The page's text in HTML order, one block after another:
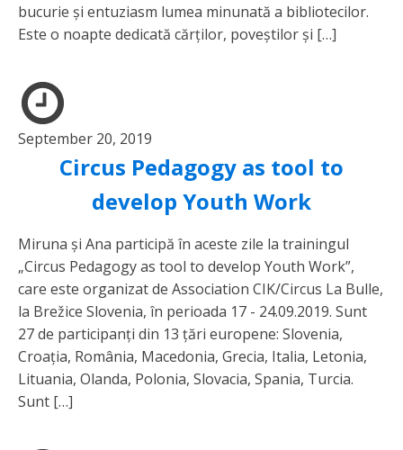
bucurie și entuziasm lumea minunată a bibliotecilor.
Este o noapte dedicată cărților, poveștilor și […]
September 20, 2019
Circus Pedagogy as tool to
develop Youth Work
Miruna și Ana participă în aceste zile la trainingul
„Circus Pedagogy as tool to develop Youth Work”,
care este organizat de Association CIK/Circus La Bulle,
la Brežice Slovenia, în perioada 17 - 24.09.2019. Sunt
27 de participanți din 13 țări europene: Slovenia,
Croația, România, Macedonia, Grecia, Italia, Letonia,
Lituania, Olanda, Polonia, Slovacia, Spania, Turcia.
Sunt […]